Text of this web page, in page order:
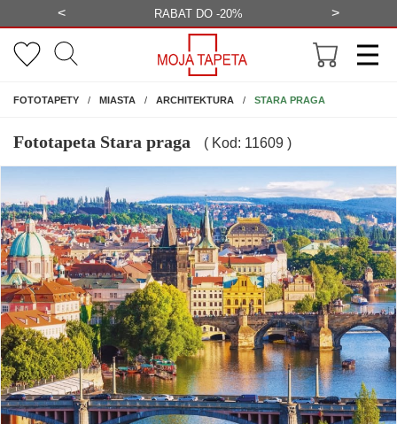
< BEZPŁATNA WIZUALIZACJA >
FOTOTAPETYNA ŚCIANĘ
MIASTA ARCHITEKTURA STARA PRAGA
Fototapeta Stara praga ( Kod: 11609 )